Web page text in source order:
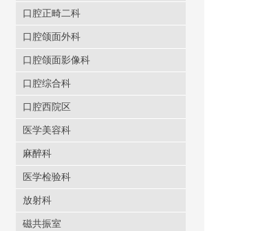
口腔正畸二科
口腔颌面外科
口腔颌面影像科
口腔综合科
口腔西院区
医学美容科
麻醉科
医学检验科
放射科
磁共振室